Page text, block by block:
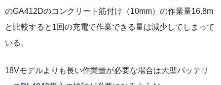
のGA412Dのコンクリート筋付け（10mm）の作業量16.8m
と比較すると1回の充電で作業できる量は減少してしまって
いる。
18Vモデルよりも長い作業量が必要な場合は大型バッテリ